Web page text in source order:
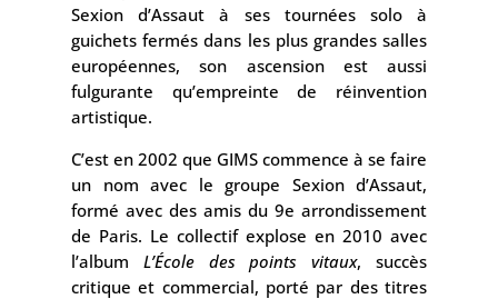
Sexion d’Assaut à ses tournées solo à
guichets fermés dans les plus grandes salles
européennes, son ascension est aussi
fulgurante qu’empreinte de réinvention
artistique.
C’est en 2002 que GIMS commence à se faire
un nom avec le groupe Sexion d’Assaut,
formé avec des amis du 9e arrondissement
de Paris. Le collectif explose en 2010 avec
l’album L’École des points vitaux, succès
critique et commercial, porté par des titres